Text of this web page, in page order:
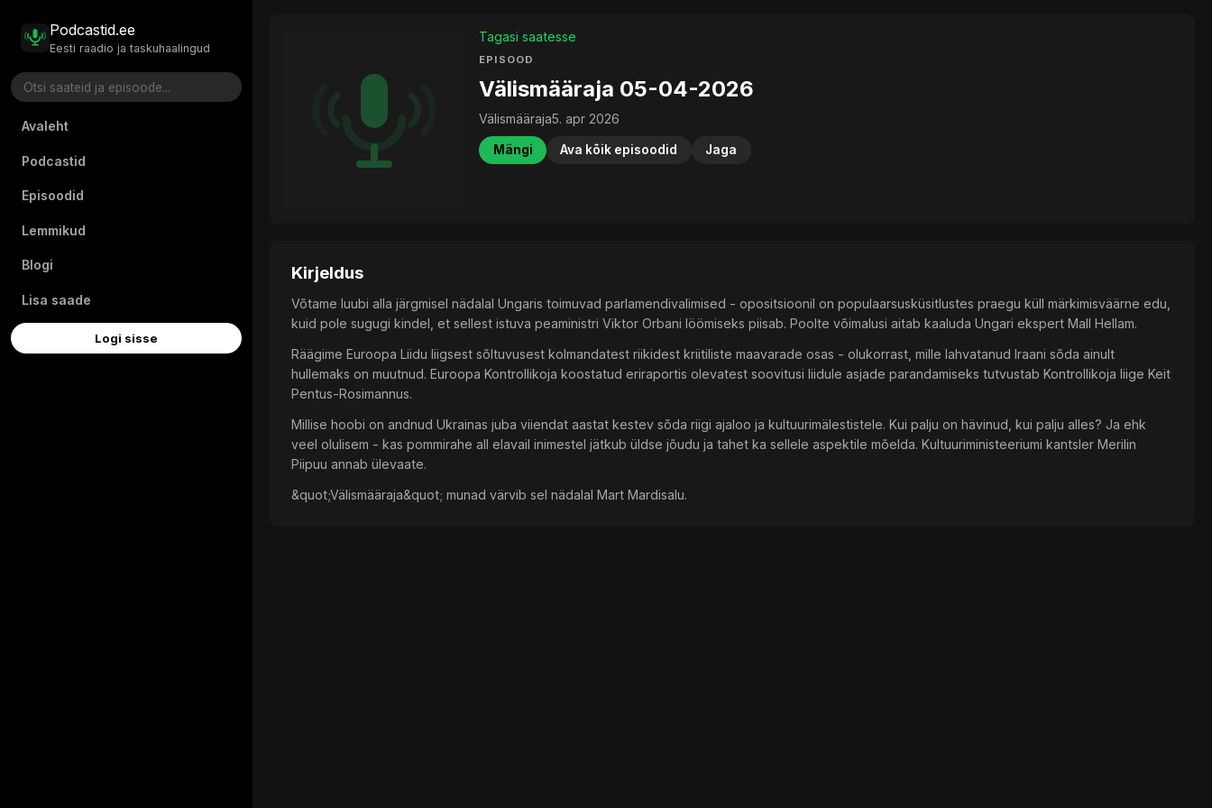
Podcastid.ee
Eesti raadio ja taskuhaalingud
Avaleht
Podcastid
Episoodid
Lemmikud
Blogi
Lisa saade
Logi sisse
Tagasi saatesse
EPISOOD
Välismääraja 05-04-2026
Välismääraja5. apr 2026
Mängi Ava kõik episoodid Jaga
Kirjeldus
Võtame luubi alla järgmisel nädalal Ungaris toimuvad parlamendivalimised - opositsioonil on populaarsusküsitlustes praegu küll märkimisväärne edu,
kuid pole sugugi kindel, et sellest istuva peaministri Viktor Orbani löömiseks piisab. Poolte võimalusi aitab kaaluda Ungari ekspert Mall Hellam.
Räägime Euroopa Liidu liigsest sõltuvusest kolmandatest riikidest kriitiliste maavarade osas - olukorrast, mille lahvatanud Iraani sõda ainult
hullemaks on muutnud. Euroopa Kontrollikoja koostatud eriraportis olevatest soovitusi liidule asjade parandamiseks tutvustab Kontrollikoja liige Keit
Pentus-Rosimannus.
Millise hoobi on andnud Ukrainas juba viiendat aastat kestev sõda riigi ajaloo ja kultuurimälestistele. Kui palju on hävinud, kui palju alles? Ja ehk
veel olulisem - kas pommirahe all elavail inimestel jätkub üldse jõudu ja tahet ka sellele aspektile mõelda. Kultuuriministeeriumi kantsler Merilin
Piipuu annab ülevaate.
&quot;Välismääraja&quot; munad värvib sel nädalal Mart Mardisalu.